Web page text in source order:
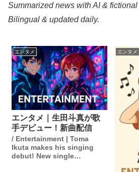
Summarized news with AI &
Bilingual & updated daily.
エンタメ
エンタメ｜生田斗真が歌
手デビュー！新曲配信
/ Entertainment | Toma
Ikuta makes his singing
debut! New single
エンタメ